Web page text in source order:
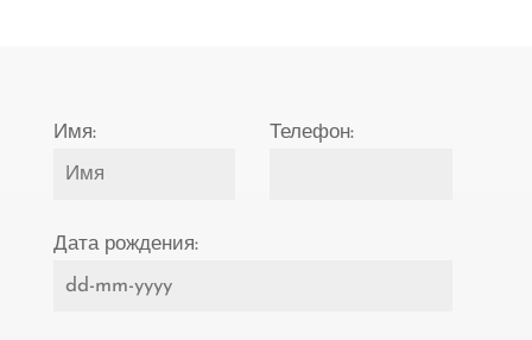
Имя: Телефон:
Дата рождения: